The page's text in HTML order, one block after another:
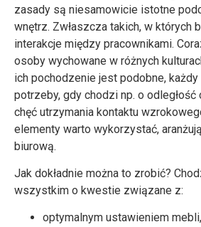
zasady są niesamowicie istotne
wnętrz. Zwłaszcza takich, w których
interakcje między pracownikami.
osoby wychowane w różnych
ich pochodzenie jest podobne, każdy
potrzeby, gdy chodzi np. o
chęć utrzymania kontaktu
elementy warto wykorzystać,
biurową.
Jak dokładnie można to zrobić?
wszystkim o kwestie związane z:
optymalnym ustawieniem